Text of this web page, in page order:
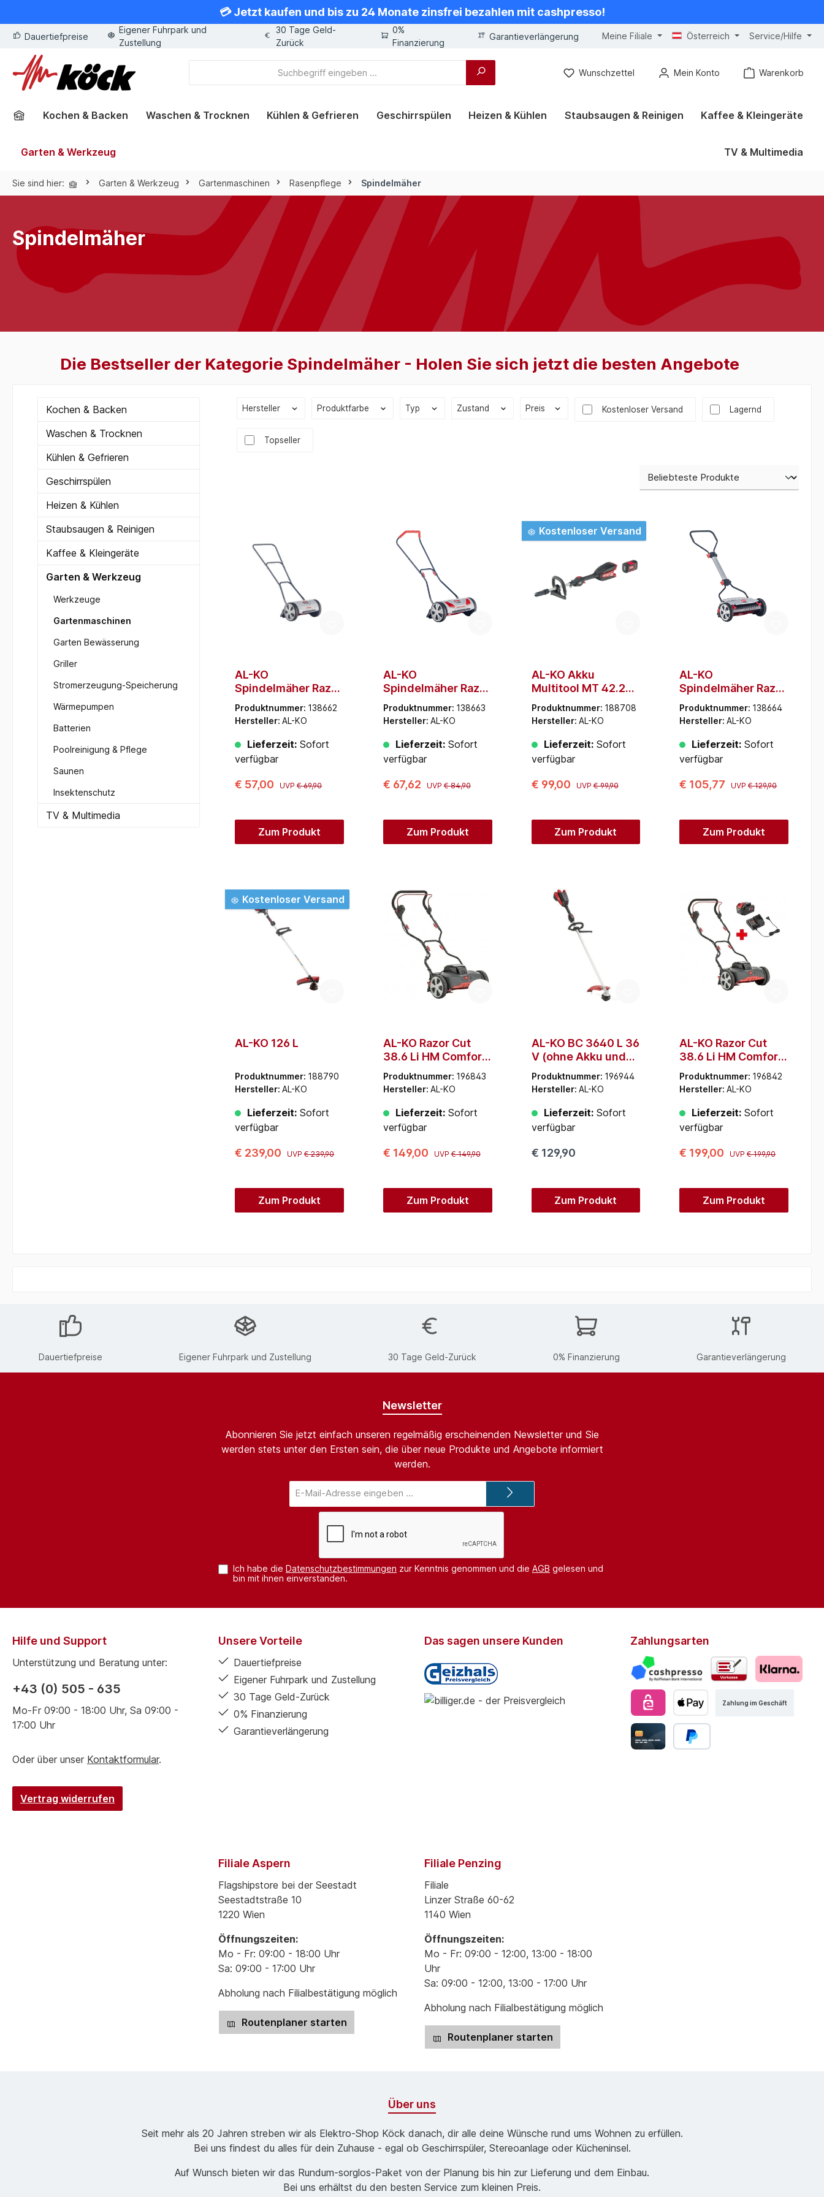
💳 Jetzt kaufen und bis zu 24 Monate zinsfrei bezahlen mit cashpresso!
Dauertiefpreise
Eigener Fuhrpark und
Zustellung
30 Tage Geld-
Zurück
0%
Finanzierung
Garantieverlängerung Meine Filiale Österreich Service/Hilfe
Wunschzettel Mein Konto Warenkorb
Kochen & Backen Waschen & Trocknen Kühlen & Gefrieren Geschirrspülen Heizen & Kühlen Staubsaugen & Reinigen Kaffee & Kleingeräte
Garten & Werkzeug TV & Multimedia
Sie sind hier: Garten & Werkzeug Gartenmaschinen Rasenpflege Spindelmäher
Spindelmäher
Die Bestseller der Kategorie Spindelmäher - Holen Sie sich jetzt die besten Angebote
Kochen & Backen
Waschen & Trocknen
Kühlen & Gefrieren
Geschirrspülen
Heizen & Kühlen
Staubsaugen & Reinigen
Kaffee & Kleingeräte
Garten & Werkzeug
Werkzeuge
Gartenmaschinen
Garten Bewässerung
Griller
Stromerzeugung-Speicherung
Wärmepumpen
Batterien
Poolreinigung & Pflege
Saunen
Insektenschutz
TV & Multimedia
Hersteller Produktfarbe Typ Zustand Preis Filter hinzufügen: Versandkostenfrei
Kostenloser Versand Lagernd
Topseller
AL-KO
Spindelmäher Razor
Cut 28.1 HM Easy
Produktnummer: 138662
Hersteller: AL-KO
Lieferzeit: Sofort
verfügbar
€ 57,00 UVP € 69,90
Zum Produkt
AL-KO
Spindelmäher Razor
Cut 38.1 HM
Comfort (Schwarz,
Produktnummer: 138663
Hersteller: AL-KO
Lieferzeit:Sofort
verfügbar
€ 67,62 UVP€ 84,90
Zum Produkt
Kostenloser Versand
AL-KO Akku
Multitool MT 42.2
Baisgerät (Akku und
Ladegerät nicht im
enthalten)
Produktnummer: 188708
Hersteller: AL-KO
Lieferzeit:Sofort
verfügbar
€ 99,00 UVP€ 99,90
Zum Produkt
AL-KO
Spindelmäher Razor
Cut 38.1 HM
Premium (Schwarz,
Produktnummer: 138664
Hersteller:AL-KO
Lieferzeit: Sofort
verfügbar
€ 105,77 UVP€ 129,90
Zum Produkt
Kostenloser Versand
AL-KO 126 L
Produktnummer: 188790
Hersteller: AL-KO
Lieferzeit: Sofort
verfügbar
€ 239,00 UVP € 239,90
Zum Produkt
AL-KO Razor Cut
38.6 Li HM Comfort
(ohne Akku und
Ladegerät)
Produktnummer: 196843
Hersteller: AL-KO
Lieferzeit:Sofort
verfügbar
€ 149,00 UVP€ 149,90
Zum Produkt
AL-KO BC 3640 L 36
V (ohne Akku und
Ladegerät)
Produktnummer: 196944
Hersteller: AL-KO
Lieferzeit:Sofort
verfügbar
€ 129,90
Zum Produkt
AL-KO Razor Cut
38.6 Li HM Comfort
Set (inkl. Akku
4,0Ah/2,0Ah und
Li)
Produktnummer: 196842
Hersteller:AL-KO
Lieferzeit: Sofort
verfügbar
€ 199,00 UVP€ 199,90
Zum Produkt
Dauertiefpreise Eigener Fuhrpark und Zustellung 30 Tage Geld-Zurück 0% Finanzierung Garantieverlängerung
Newsletter
Abonnieren Sie jetzt einfach unseren regelmäßig erscheinenden Newsletter und Sie
werden stets unter den Ersten sein, die über neue Produkte und Angebote informiert
werden.
Mail-
Adresse*
Ich habe die Datenschutzbestimmungen zur Kenntnis genommen und die AGB gelesen und
bin mit ihnen einverstanden.
Hilfe und Support
Unterstützung und Beratung unter:
+43 (0) 505 - 635
Mo-Fr 09:00 - 18:00 Uhr, Sa 09:00 -
17:00 Uhr
Oder über unser Kontaktformular.
Vertrag widerrufen
Unsere Vorteile
Dauertiefpreise
Eigener Fuhrpark und Zustellung
30 Tage Geld-Zurück
0% Finanzierung
Garantieverlängerung
Das sagen unsere Kunden Zahlungsarten
Zahlung im Geschäft
Filiale Aspern
Flagshipstore bei der Seestadt
Seestadtstraße 10
1220 Wien
Öffnungszeiten:
Mo - Fr: 09:00 - 18:00 Uhr
Sa: 09:00 - 17:00 Uhr
Abholung nach Filialbestätigung möglich
Routenplaner starten
Filiale Penzing
Filiale
Linzer Straße 60-62
1140 Wien
Öffnungszeiten:
Mo - Fr: 09:00 - 12:00, 13:00 - 18:00
Uhr
Sa: 09:00 - 12:00, 13:00 - 17:00 Uhr
Abholung nach Filialbestätigung möglich
Routenplaner starten
Über uns
Seit mehr als 20 Jahren streben wir als Elektro-Shop Köck danach, dir alle deine Wünsche rund ums Wohnen zu erfüllen.
Bei uns findest du alles für dein Zuhause - egal ob Geschirrspüler, Stereoanlage oder Kücheninsel.
Auf Wunsch bieten wir das Rund­um-sorg­los-Pa­ket von der Planung bis hin zur Lieferung und dem Einbau.
Bei uns erhältst du den besten Service zum kleinen Preis.